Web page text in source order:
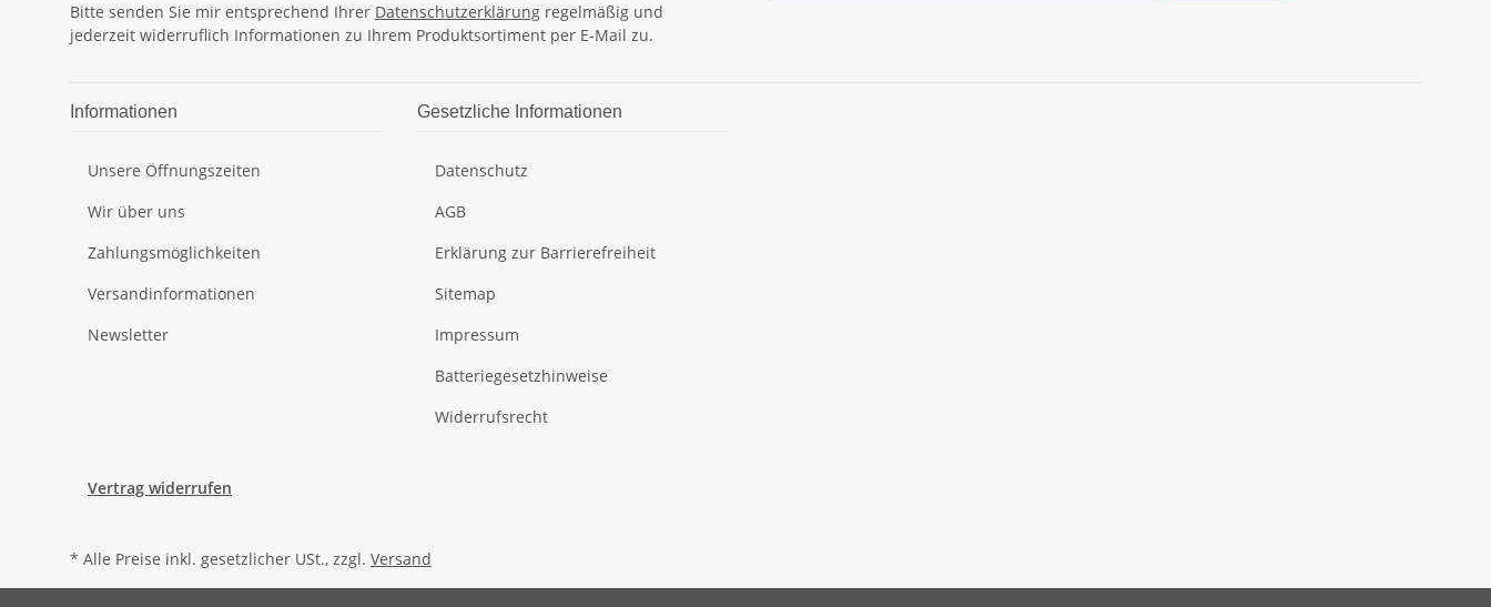
Bitte senden Sie mir entsprechend Ihrer Datenschutzerklärung regelmäßig und
jederzeit widerruflich Informationen zu Ihrem Produktsortiment per E-Mail zu.
Informationen
Unsere Öffnungszeiten
Wir über uns
Zahlungsmöglichkeiten
Versandinformationen
Newsletter
Gesetzliche Informationen
Datenschutz
AGB
Erklärung zur Barrierefreiheit
Sitemap
Impressum
Batteriegesetzhinweise
Widerrufsrecht
Vertrag widerrufen
* Alle Preise inkl. gesetzlicher USt., zzgl. Versand